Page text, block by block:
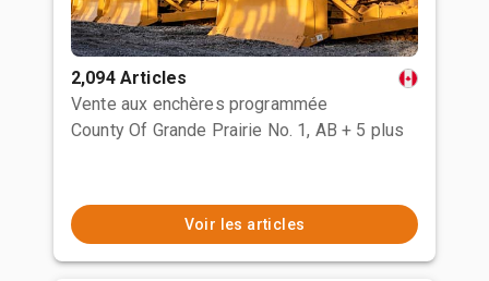
2,094 Articles
Vente aux enchères programmée
County Of Grande Prairie No. 1, AB + 5 plus
Voir les articles